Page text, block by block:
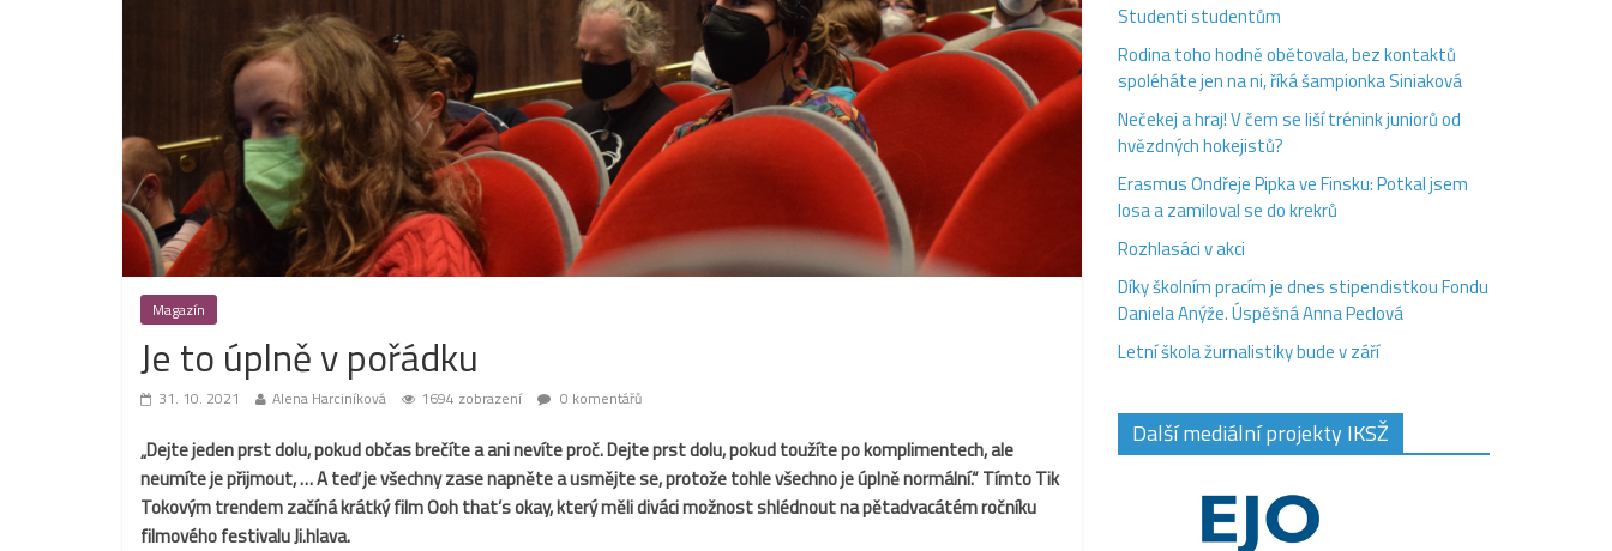
Magazín
Je to úplně v pořádku
31. 10. 2021 Alena Harciníková 1694 zobrazení 0 komentářů
„Dejte jeden prst dolu, pokud občas brečíte a ani nevíte proč. Dejte prst dolu, pokud toužíte po komplimentech, ale
neumíte je přijmout, … A teď je všechny zase napněte a usmějte se, protože tohle všechno je úplně normální.“ Tímto Tik
Tokovým trendem začíná krátký film Ooh that’s okay, který měli diváci možnost shlédnout na pětadvacátém ročníku
filmového festivalu Ji.hlava.
Studenti studentům
Rodina toho hodně obětovala, bez kontaktů
spoléháte jen na ni, říká šampionka Siniaková
Nečekej a hraj! V čem se liší trénink juniorů od
hvězdných hokejistů?
Erasmus Ondřeje Pipka ve Finsku: Potkal jsem
losa a zamiloval se do krekrů
Rozhlasáci v akci
Díky školním pracím je dnes stipendistkou Fondu
Daniela Anýže. Úspěšná Anna Peclová
Letní škola žurnalistiky bude v září
Další mediální projekty IKSŽ